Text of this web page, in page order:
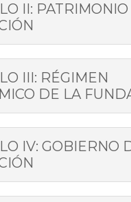
II:
III: RÉGIMEN
DE LA
IV: GOBIERNO